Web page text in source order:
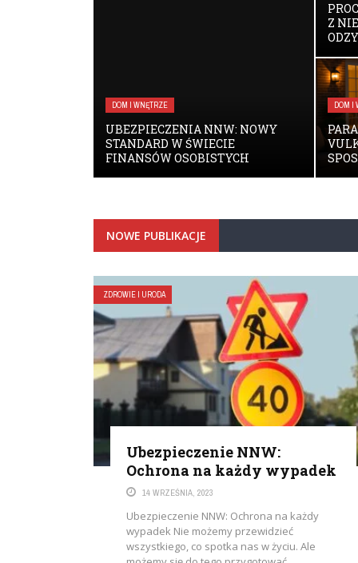
DOM I WNĘTRZE
UBEZPIECZENIA NNW: NOWY
STANDARD W ŚWIECIE
FINANSÓW OSOBISTYCH
Z
DOM I
NOWE PUBLIKACJE
ZDROWIE I URODA
Ubezpieczenie NNW:
Ochrona na każdy wypadek
14 WRZEŚNIA, 2023
Ubezpieczenie NNW: Ochrona na każdy
wypadek Nie możemy przewidzieć
wszystkiego, co spotka nas w życiu. Ale